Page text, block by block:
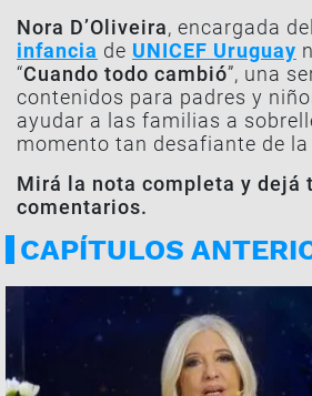
Nora D’Oliveira, encargada
infancia de UNICEF Uruguay
“Cuando todo cambió”, una
contenidos para padres y
ayudar a las familias a
momento tan desafiante de
Mirá la nota completa y dejá
comentarios.
CAPÍTULOS